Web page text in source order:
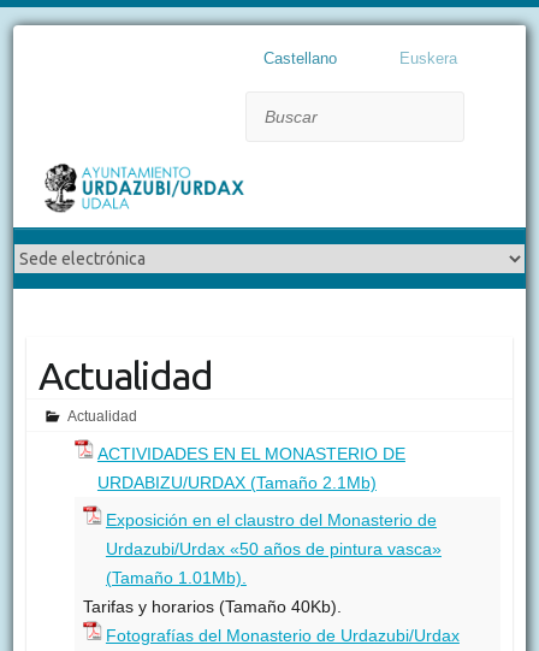
Castellano Euskera
Actualidad
Actualidad
ACTIVIDADES EN EL MONASTERIO DE
URDABIZU/URDAX (Tamaño 2.1Mb)
Exposición en el claustro del Monasterio de
Urdazubi/Urdax «50 años de pintura vasca»
(Tamaño 1.01Mb).
Tarifas y horarios (Tamaño 40Kb).
Fotografías del Monasterio de Urdazubi/Urdax